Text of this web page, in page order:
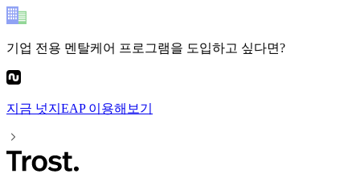
기업 전용 멘탈케어 프로그램을 도입하고 싶다면?
지금 넛지EAP이용해보기